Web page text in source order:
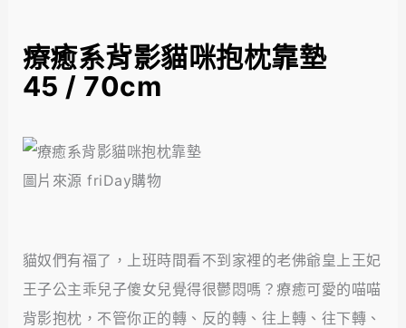
療癒系背影貓咪抱枕靠墊
45 / 70cm
圖片來源 friDay購物
貓奴們有福了，上班時間看不到家裡的老佛爺皇上王妃
王子公主乖兒子傻女兒覺得很鬱悶嗎？療癒可愛的喵喵
背影抱枕，不管你正的轉、反的轉、往上轉、往下轉、